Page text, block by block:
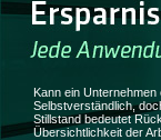
Kann ein
Selbstverständlich,
Stillstand bedeutet
Übersichtlichkeit der